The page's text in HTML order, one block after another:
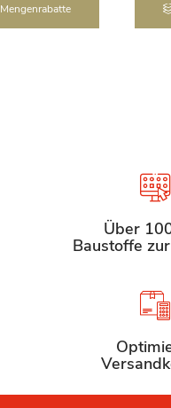
Mengenrabatte
Über
Baustoffe